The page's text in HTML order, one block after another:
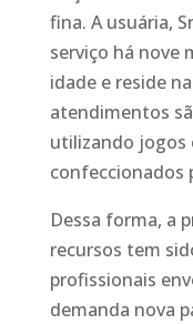
fina. A usuária,
serviço há nove
idade e reside
atendimentos
utilizando jogos
confeccionados
Dessa forma, a
recursos tem
profissionais
demanda nova